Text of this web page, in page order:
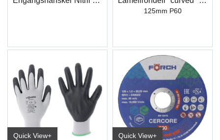
125mm P60
Quick View+ Quick View+